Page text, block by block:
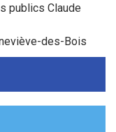
publics Claude
des-Bois